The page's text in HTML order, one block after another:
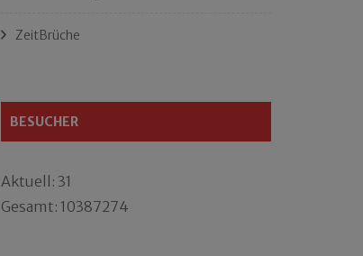
ZeitBrüche
BESUCHER
Aktuell: 31
Gesamt: 10387274